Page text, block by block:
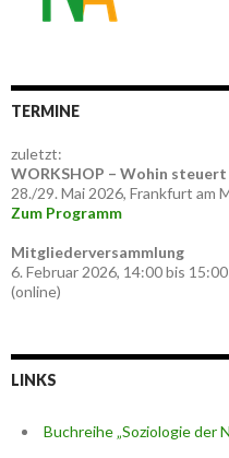
TERMINE
zuletzt:
WORKSHOP – Wohin
28./29. Mai 2026, Frankfurt am
Zum Programm
Mitgliederversammlung
6. Februar 2026, 14:00 bis
(online)
LINKS
Buchreihe „Soziologie der